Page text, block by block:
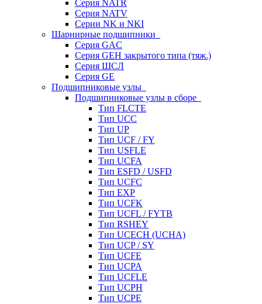
Серия NATR
Серия NATV
Серии NK и NKI
Шарнирные подшипники
Серия GAC
Серия GEH закрытого типа (тяж.)
Серия ШСЛ
Серия GE
Подшипниковые узлы
Подшипниковые узлы в сборе
Тип FLCTE
Тип UCC
Тип UP
Тип UCF / FY
Тип USFLE
Тип UCFA
Тип ESFD / USFD
Тип UCFC
Тип EXP
Тип UCFK
Тип UCFL / FYTB
Тип RSHEY
Тип UCECH (UCHA)
Тип UCP / SY
Тип UCFE
Тип UCPA
Тип UCFLE
Тип UCPH
Тип UCPE